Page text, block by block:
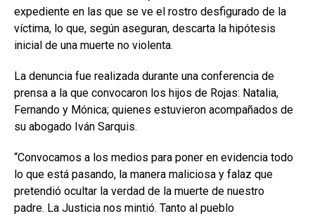
expediente en las que se ve el rostro desfigurado de la
víctima, lo que, según aseguran, descarta la hipótesis
inicial de una muerte no violenta.
La denuncia fue realizada durante una conferencia de
prensa a la que convocaron los hijos de Rojas: Natalia,
Fernando y Mónica; quienes estuvieron acompañados de
su abogado Iván Sarquis.
“Convocamos a los medios para poner en evidencia todo
lo que está pasando, la manera maliciosa y falaz que
pretendió ocultar la verdad de la muerte de nuestro
padre. La Justicia nos mintió. Tanto al pueblo